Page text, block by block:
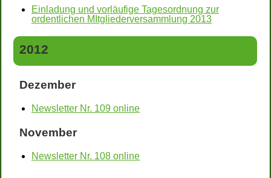
Einladung und vorläufige Tagesordnung zur
ordentlichen MItgliederversammlung 2013
2012
Dezember
Newsletter Nr. 109 online
November
Newsletter Nr. 108 online